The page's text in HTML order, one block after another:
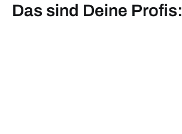
Das sind Deine Profis: